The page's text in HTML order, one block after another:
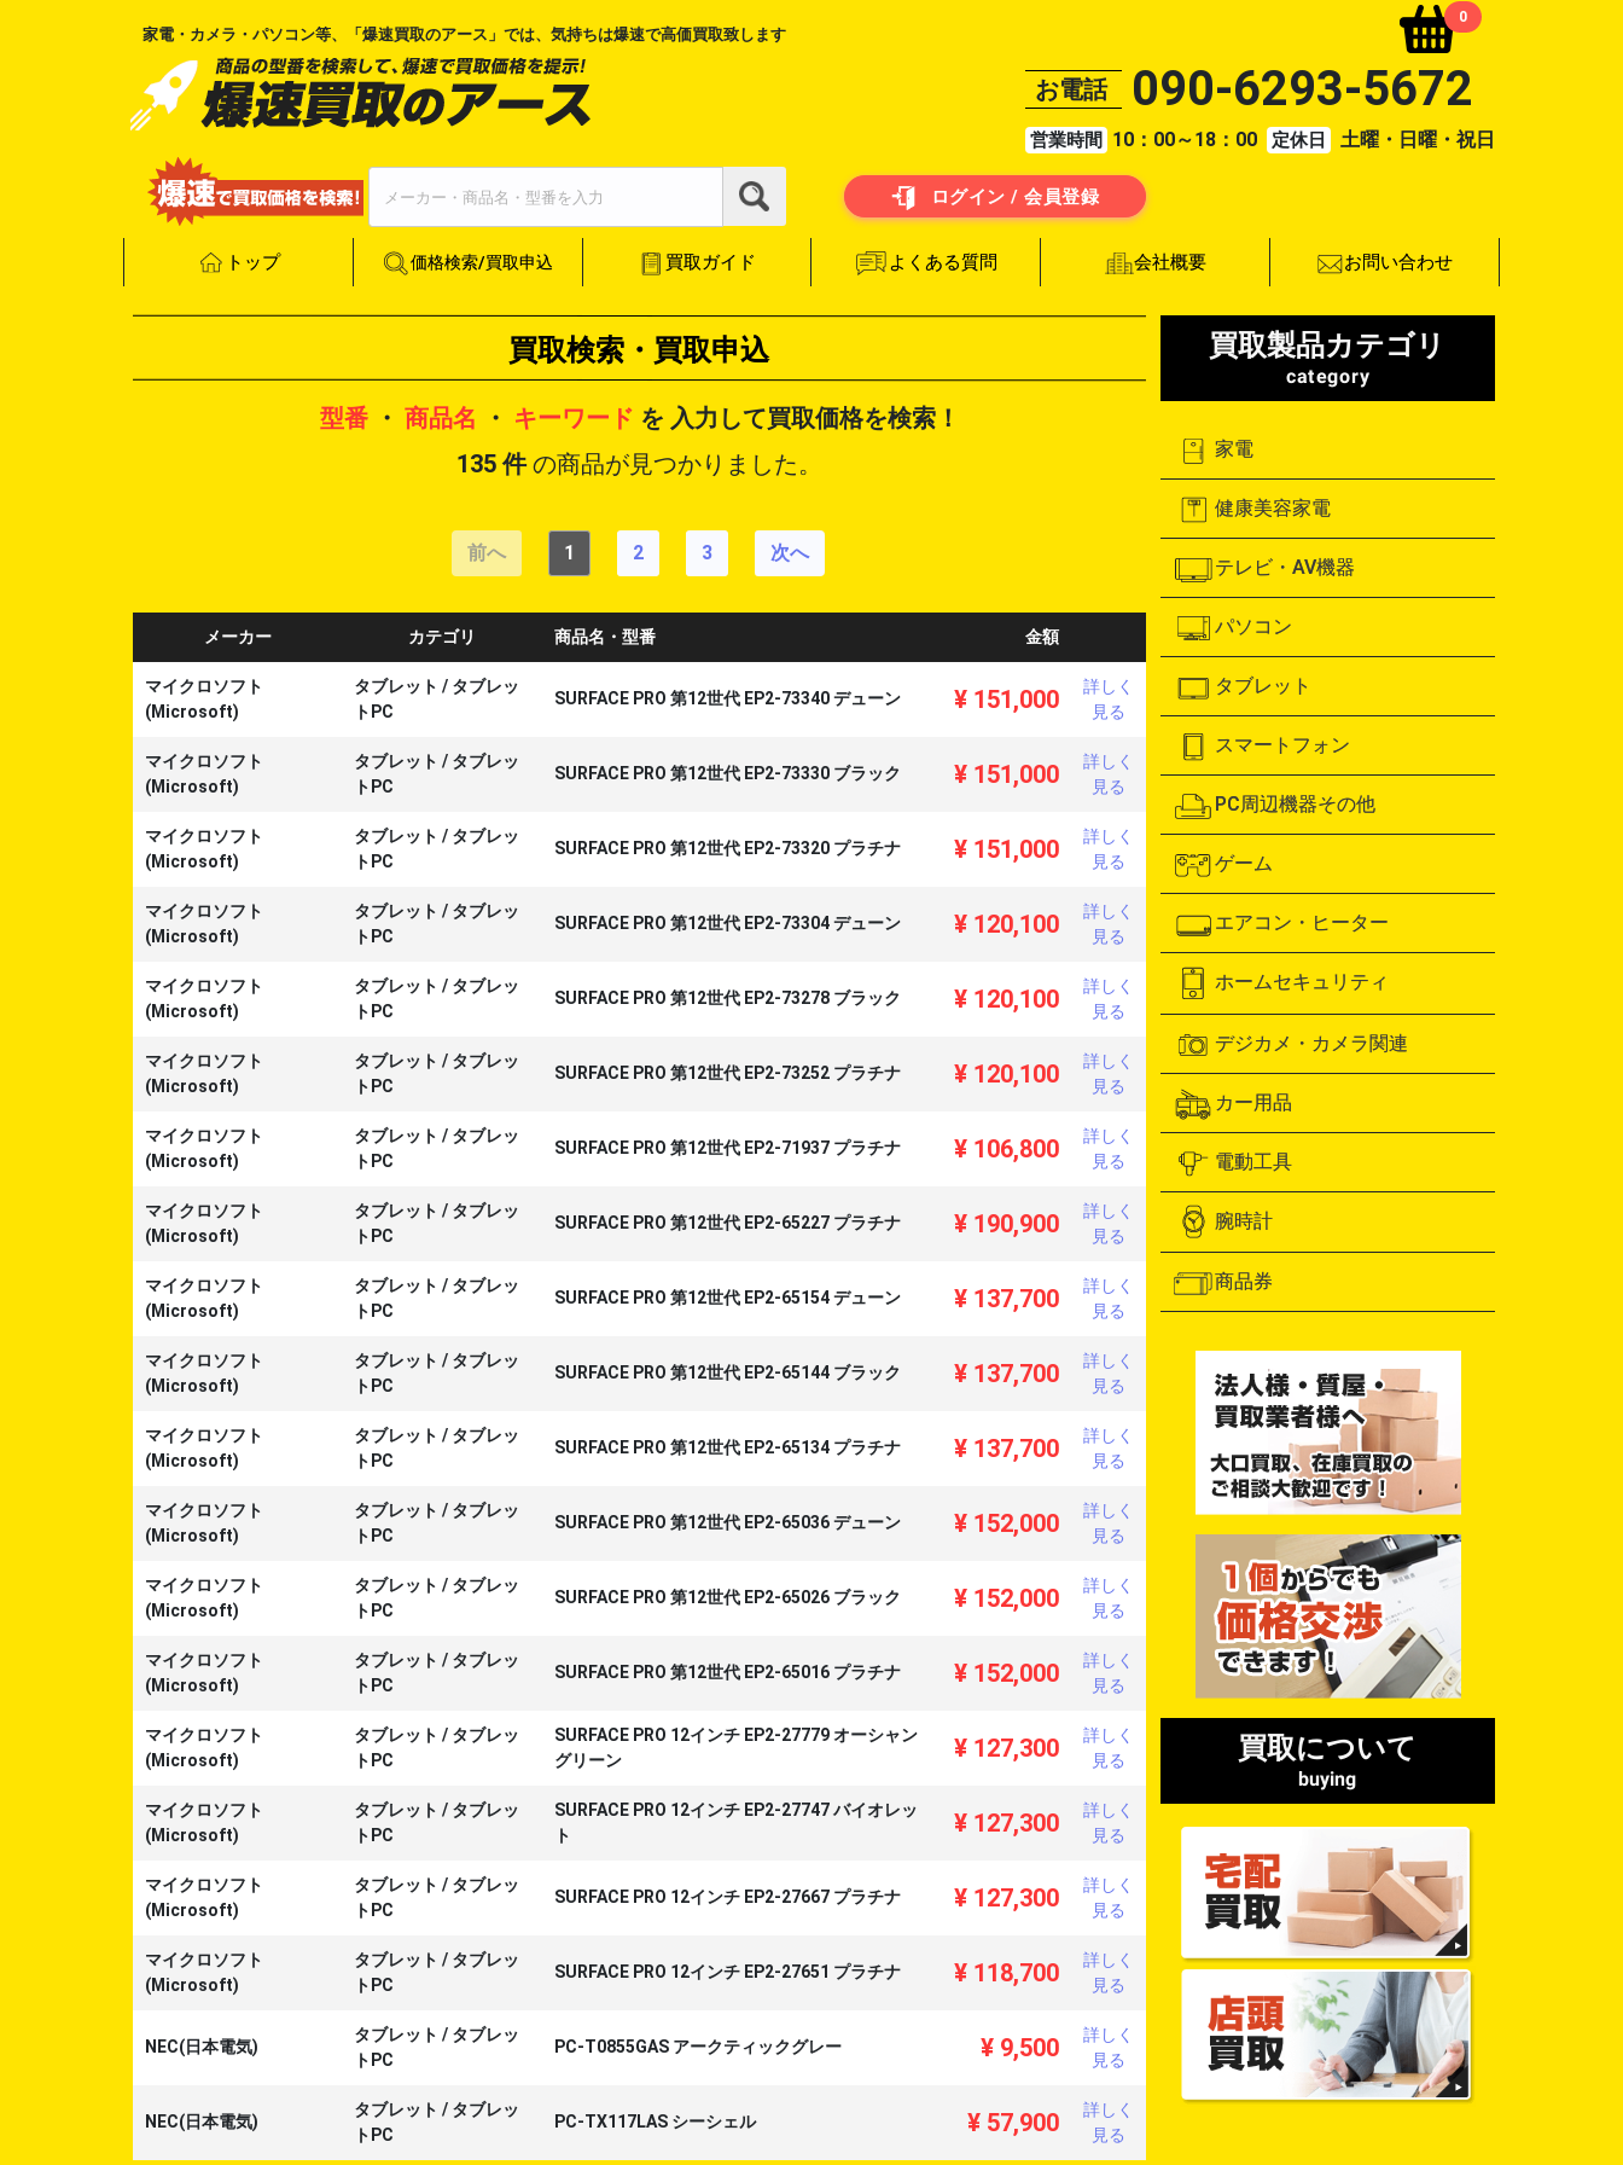
家電・カメラ・パソコン等、「 爆速買取のアース 」では、気持ちは爆速で高価買取致します
0
お電話 090-6293-5672
営業時間 10：00～18：00 定休日 土曜・日曜・祝日
ログイン / 会員登録
トップ 価格検索/買取申込 買取ガイド よくある質問 会社概要 お問い合わせ
買取検索・買取申込
型番・ 商品名 ・ キーワード を 入力して買取価格を検索！
135 件の商品が見つかりました。
前へ 1 2 3 次へ
メーカー カテゴリ 商品名・型番 金額
マイクロソフト
(Microsoft)
タブレット / タブレッ
トPC
SURFACE PRO 第12世代 EP2-73340 デューン ¥ 151,000
詳しく
見る
マイクロソフト
(Microsoft)
タブレット / タブレッ
トPC
SURFACE PRO 第12世代 EP2-73330 ブラック ¥ 151,000
詳しく
見る
マイクロソフト
(Microsoft)
タブレット / タブレッ
トPC
SURFACE PRO 第12世代 EP2-73320 プラチナ ¥ 151,000
詳しく
見る
マイクロソフト
(Microsoft)
タブレット / タブレッ
トPC
SURFACE PRO 第12世代 EP2-73304 デューン ¥ 120,100
詳しく
見る
マイクロソフト
(Microsoft)
タブレット / タブレッ
トPC
SURFACE PRO 第12世代 EP2-73278 ブラック ¥ 120,100
詳しく
見る
マイクロソフト
(Microsoft)
タブレット / タブレッ
トPC
SURFACE PRO 第12世代 EP2-73252 プラチナ ¥ 120,100
詳しく
見る
マイクロソフト
(Microsoft)
タブレット / タブレッ
トPC
SURFACE PRO 第12世代 EP2-71937 プラチナ ¥ 106,800
詳しく
見る
マイクロソフト
(Microsoft)
タブレット / タブレッ
トPC
SURFACE PRO 第12世代 EP2-65227 プラチナ ¥ 190,900
詳しく
見る
マイクロソフト
(Microsoft)
タブレット / タブレッ
トPC
SURFACE PRO 第12世代 EP2-65154 デューン ¥ 137,700
詳しく
見る
マイクロソフト
(Microsoft)
タブレット / タブレッ
トPC
SURFACE PRO 第12世代 EP2-65144 ブラック ¥ 137,700
詳しく
見る
マイクロソフト
(Microsoft)
タブレット / タブレッ
トPC
SURFACE PRO 第12世代 EP2-65134 プラチナ ¥ 137,700
詳しく
見る
マイクロソフト
(Microsoft)
タブレット / タブレッ
トPC
SURFACE PRO 第12世代 EP2-65036 デューン ¥ 152,000
詳しく
見る
マイクロソフト
(Microsoft)
タブレット / タブレッ
トPC
SURFACE PRO 第12世代 EP2-65026 ブラック ¥ 152,000
詳しく
見る
マイクロソフト
(Microsoft)
タブレット / タブレッ
トPC
SURFACE PRO 第12世代 EP2-65016 プラチナ ¥ 152,000
詳しく
見る
マイクロソフト
(Microsoft)
タブレット / タブレッ
トPC
SURFACE PRO 12インチ EP2-27779 オーシャン
グリーン
¥ 127,300
詳しく
見る
マイクロソフト
(Microsoft)
タブレット / タブレッ
トPC
SURFACE PRO 12インチ EP2-27747 バイオレッ
ト
¥ 127,300
詳しく
見る
マイクロソフト
(Microsoft)
タブレット / タブレッ
トPC
SURFACE PRO 12インチ EP2-27667 プラチナ ¥ 127,300
詳しく
見る
マイクロソフト
(Microsoft)
タブレット / タブレッ
トPC
SURFACE PRO 12インチ EP2-27651 プラチナ ¥ 118,700
詳しく
見る
NEC(日本電気)
タブレット / タブレッ
トPC
PC-T0855GAS アークティックグレー ¥ 9,500
詳しく
見る
NEC(日本電気)
タブレット / タブレッ
トPC
PC-TX117LAS シーシェル ¥ 57,900
詳しく
見る
買取製品カテゴリ
category
家電
健康美容家電
テレビ・AV機器
パソコン
タブレット
スマートフォン
PC周辺機器その他
ゲーム
エアコン・ヒーター
ホームセキュリティ
デジカメ・カメラ関連
カー用品
電動工具
腕時計
商品券
買取について
buying